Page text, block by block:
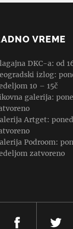
VREME
DKC-a: od
izlog:
10 – 15č
galerija:
Artget:
Podroom:
zatvoreno